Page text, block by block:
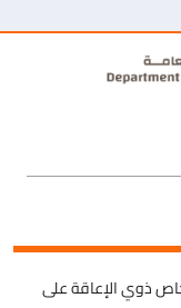
ذوي الإعاقة على